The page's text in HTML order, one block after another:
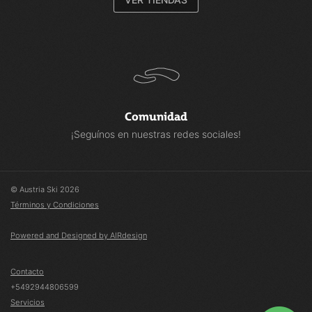
Comunidad
¡Seguínos en nuestras redes sociales!
© Austria Ski 2026
Términos y Condiciones
Powered and Designed by AIRdesign
Contacto
+5492944806599
Servicios